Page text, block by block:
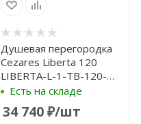
Душевая перегородка
Cezares Liberta 120
LIBERTA-L-1-TB-120-
GR-NERO профиль
Черный матовый
стекло серое
Есть на складе
34 740₽/шт